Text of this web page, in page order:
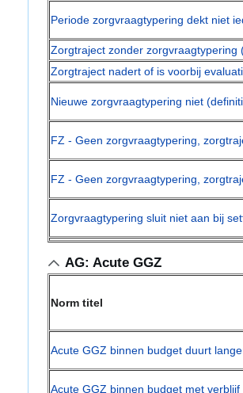
Periode zorgvraagtypering dekt niet
Zorgtraject zonder zorgvraagtypering
Zorgtraject nadert of is voorbij
Nieuwe zorgvraagtypering niet
FZ - Geen zorgvraagtypering,
FZ - Geen zorgvraagtypering,
Zorgvraagtypering sluit niet aan bij
AG: Acute GGZ
Norm titel
Acute GGZ binnen budget duurt
Acute GGZ binnen budget met